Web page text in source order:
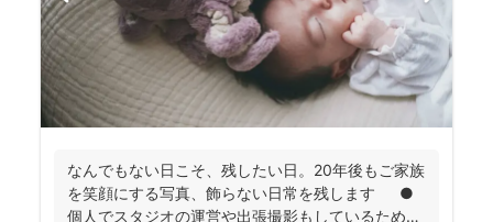
なんでもない日こそ、残したい日。20年後もご家族
を笑顔にする写真、飾らない日常を残します ●
個人でスタジオの運営や出張撮影もしているため、